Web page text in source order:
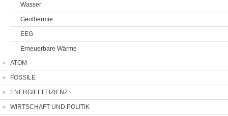
Wasser
Geothermie
EEG
Erneuerbare Wärme
ATOM
FOSSILE
ENERGIEEFFIZIENZ
WIRTSCHAFT UND POLITIK